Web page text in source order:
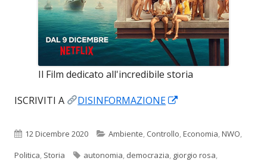
Il Film dedicato all'incredibile storia
ISCRIVITI A
DISINFORMAZIONE
una
nuova
Pubblicato
12 Dicembre 2020 Categorie
Ambiente, Controllo,Economia,NWO,
Politica, Storia Tag
autonomia, democrazia, giorgio rosa,